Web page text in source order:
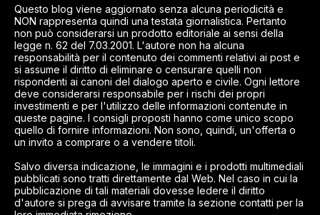
Questo blog viene aggiornato senza alcuna periodicità e
NON rappresenta quindi una testata giornalistica. Pertanto
non può considerarsi un prodotto editoriale ai sensi della
legge n. 62 del 7.03.2001. L'autore non ha alcuna
responsabilità per il contenuto dei commenti relativi ai post e
si assume il diritto di eliminare o censurare quelli non
rispondenti ai canoni del dialogo aperto e civile. Ogni lettore
deve considerarsi responsabile per i rischi dei propri
investimenti e per l'utilizzo delle informazioni contenute in
queste pagine. I consigli proposti hanno come unico scopo
quello di fornire informazioni. Non sono, quindi, un'offerta o
un invito a comprare o a vendere titoli.
Salvo diversa indicazione, le immagini e i prodotti multimediali
pubblicati sono tratti direttamente dal Web. Nel caso in cui la
pubblicazione di tali materiali dovesse ledere il diritto
d'autore si prega di avvisare tramite la sezione contatti per la